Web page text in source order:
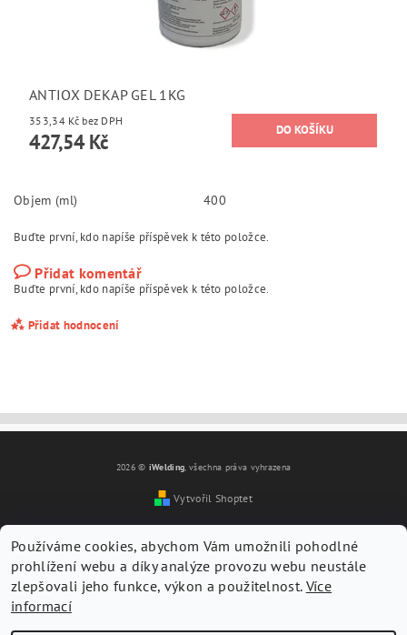
ANTIOX DEKAP GEL 1KG
353,34 Kč bez DPH
427,54 Kč
Objem (ml) 400
Buďte první, kdo napíše příspěvek k této položce.
Přidat komentář
Buďte první, kdo napíše příspěvek k této položce.
Přidat hodnocení
Vložením hodnocení souhlasíte s
2026 © iWelding , všechna práva vyhrazena
Vytvořil Shoptet
Používáme cookies, abychom Vám umožnili pohodlné
prohlížení webu a díky analýze provozu webu neustále
zlepšovali jeho funkce, výkon a použitelnost. Více
informací